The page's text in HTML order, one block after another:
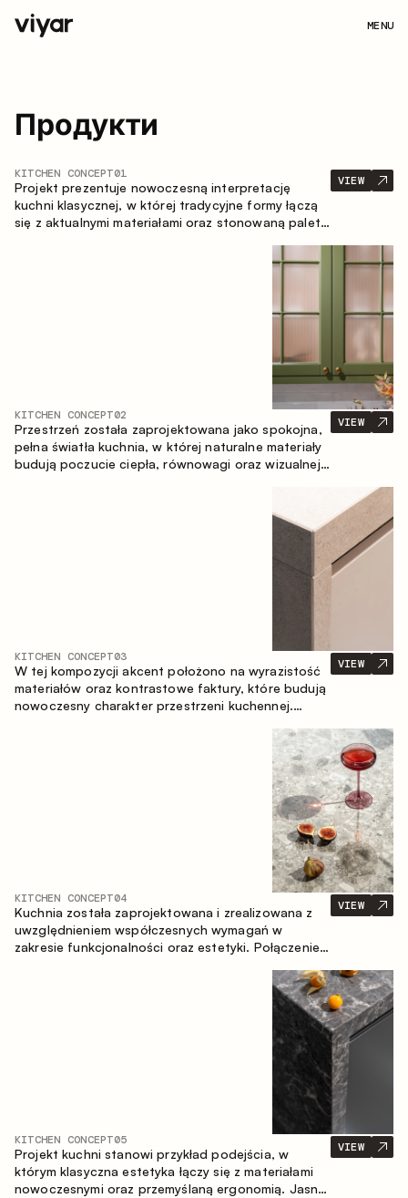
MENU
Продукти
KITCHEN CONCEPT01
Projekt prezentuje nowoczesną interpretację
kuchni klasycznej, w której tradycyjne formy łączą
się z aktualnymi materiałami oraz stonowaną paletą
kompozycja zabudowy tworzy komfortową i
VIEW
KITCHEN CONCEPT02
Przestrzeń została zaprojektowana jako spokojna,
pełna światła kuchnia, w której naturalne materiały
budują poczucie ciepła, równowagi oraz wizualnej
VIEW
KITCHEN CONCEPT03
W tej kompozycji akcent położono na wyrazistość
materiałów oraz kontrastowe faktury, które budują
nowoczesny charakter przestrzeni kuchennej.
nasyconą, taktylną kompozycję, w której każdy
VIEW
KITCHEN CONCEPT04
Kuchnia została zaprojektowana i zrealizowana z
uwzględnieniem współczesnych wymagań w
zakresie funkcjonalności oraz estetyki. Połączenie
VIEW
KITCHEN CONCEPT05
Projekt kuchni stanowi przykład podejścia, w
którym klasyczna estetyka łączy się z materiałami
nowoczesnymi oraz przemyślaną ergonomią. Jasna
VIEW